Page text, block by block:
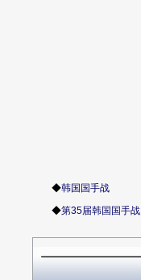
◆韩国国手战
◆第35届韩国国手战